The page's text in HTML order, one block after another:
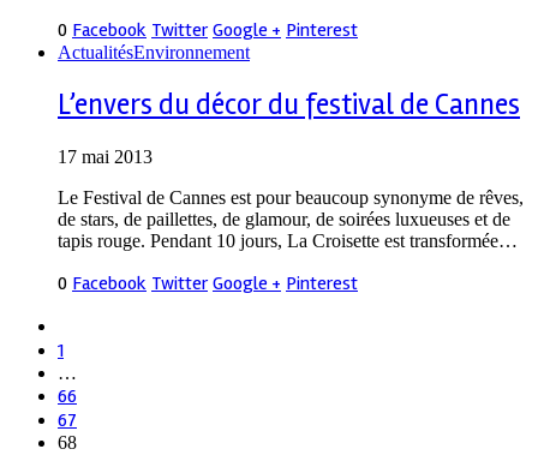
0 Facebook Twitter Google + Pinterest
ActualitésEnvironnement
L’envers du décor du festival de Cannes
17 mai 2013
Le Festival de Cannes est pour beaucoup synonyme de rêves,
de stars, de paillettes, de glamour, de soirées luxueuses et de
tapis rouge. Pendant 10 jours, La Croisette est transformée…
0 Facebook Twitter Google + Pinterest
1
…
66
67
68